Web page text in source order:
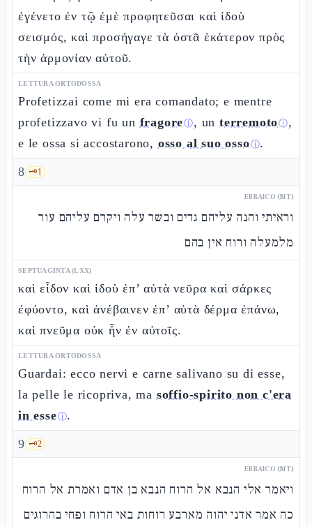
ἐγένετο ἐν τῷ ἐμὲ προφητεῦσαι καὶ ἰδοὺ
σεισμός, καὶ προσήγαγε τὰ ὀστᾶ ἑκάτερον πρὸς
τὴν ἁρμονίαν αὐτοῦ.
LETTURA ORTODOSSA
Profetizzai come mi era comandato; e mentre
profetizzavo vi fu un fragoreⓘ, unterremotoⓘ,
e le ossa si accostarono, osso al suo ossoⓘ.
8 🗝️1
EBRAICO (MT)
וראיתי והנה עליהם גדים ובשר עלה ויקרם עליהם עור
מלמעלה ורוח אין בהם
SEPTUAGINTA (LXX)
καὶ εἶδον καὶ ἰδοὺ ἐπ’ αὐτὰ νεῦρα καὶ σάρκες
ἐφύοντο, καὶ ἀνέβαινεν ἐπ’ αὐτὰ δέρμα ἐπάνω,
καὶ πνεῦμα οὐκ ἦν ἐν αὐτοῖς.
LETTURA ORTODOSSA
Guardai: ecco nervi e carne salivano su di esse,
la pelle le ricopriva, ma soffio-spirito non c'era
in esseⓘ.
9 🗝️2
EBRAICO (MT)
ויאמר אלי הנבא אל הרוח הנבא בן אדם ואמרת אל הרוח
כה אמר אדני יהוה מארבע רוחות באי הרוח ופחי בהרוגים